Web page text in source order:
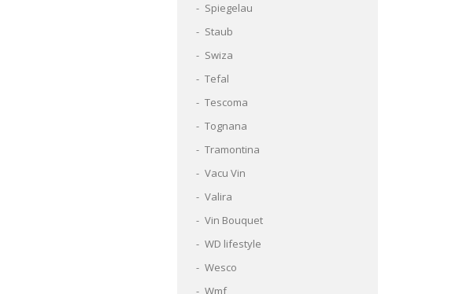
Spiegelau
Staub
Swiza
Tefal
Tescoma
Tognana
Tramontina
Vacu Vin
Valira
Vin Bouquet
WD lifestyle
Wesco
Wmf